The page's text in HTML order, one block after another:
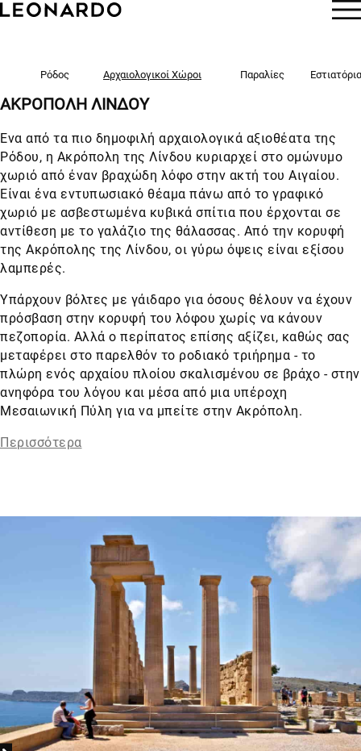
Ρόδος Αρχαιολογικοί Χώροι Παραλίες Εστιατόρια
ΑΚΡΌΠΟΛΗ ΛΊΝΔΟΥ
Ένα από τα πιο δημοφιλή αρχαιολογικά αξιοθέατα της
Ρόδου, η Ακρόπολη της Λίνδου κυριαρχεί στο ομώνυμο
χωριό από έναν βραχώδη λόφο στην ακτή του Αιγαίου.
Είναι ένα εντυπωσιακό θέαμα πάνω από το γραφικό
χωριό με ασβεστωμένα κυβικά σπίτια που έρχονται σε
αντίθεση με το γαλάζιο της θάλασσας. Από την κορυφή
της Ακρόπολης της Λίνδου, οι γύρω όψεις είναι εξίσου
λαμπερές.
Υπάρχουν βόλτες με γάιδαρο για όσους θέλουν να έχουν
πρόσβαση στην κορυφή του λόφου χωρίς να κάνουν
πεζοπορία. Αλλά ο περίπατος επίσης αξίζει, καθώς σας
μεταφέρει στο παρελθόν το ροδιακό τριήρημα - το
πλώρη ενός αρχαίου πλοίου σκαλισμένου σε βράχο - στην
ανηφόρα του λόγου και μέσα από μια υπέροχη
Μεσαιωνική Πύλη για να μπείτε στην Ακρόπολη.
Περισσότερα